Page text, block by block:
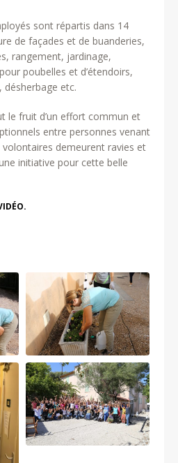
sont répartis dans 14
de façades et de buanderies,
rangement, jardinage,
poubelles et d’étendoirs,
etc.
le fruit d’un effort commun et
entre personnes venant
volontaires demeurent ravies et
initiative pour cette belle